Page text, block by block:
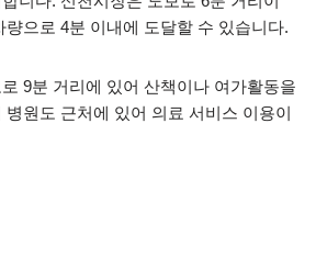
량으로 4분 이내에 도달할 수 있습니다.
9분 거리에 있어 산책이나 여가활동을
원도 근처에 있어 의료 서비스 이용이